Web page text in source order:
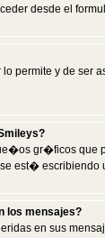
desde el
lo permite y de
gr�ficos que
est� escribiendo
los mensajes?
en sus